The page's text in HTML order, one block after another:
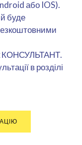
або IOS).
буде
КОНСУЛЬТАНТ.
в розділі